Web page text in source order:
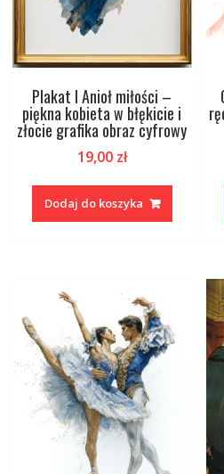
Plakat I Anioł miłości –
piękna kobieta w błękicie i
złocie grafika obraz cyfrowy
19,00 zł
Dodaj do koszyka